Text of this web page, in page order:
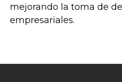
mejorando la toma de
empresariales.